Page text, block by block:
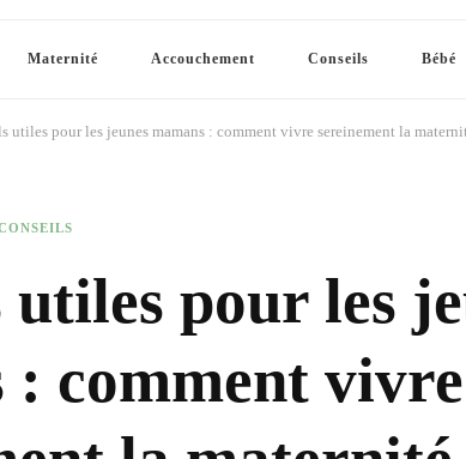
Maternité Accouchement Conseils Bébé
utiles pour les jeunes mamans : comment vivre sereinement la
utiles pour les
: comment vivre